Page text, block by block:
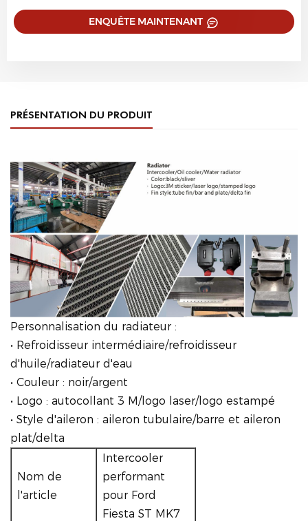
ENQUÊTE MAINTENANT
PRÉSENTATION DU PRODUIT
Personnalisation du radiateur :
• Refroidisseur intermédiaire/refroidisseur
d'huile/radiateur d'eau
• Couleur : noir/argent
• Logo : autocollant 3 M/logo laser/logo estampé
• Style d'aileron : aileron tubulaire/barre et aileron
plat/delta
Nom de
l'article
Intercooler
performant
pour Ford
Fiesta ST MK7